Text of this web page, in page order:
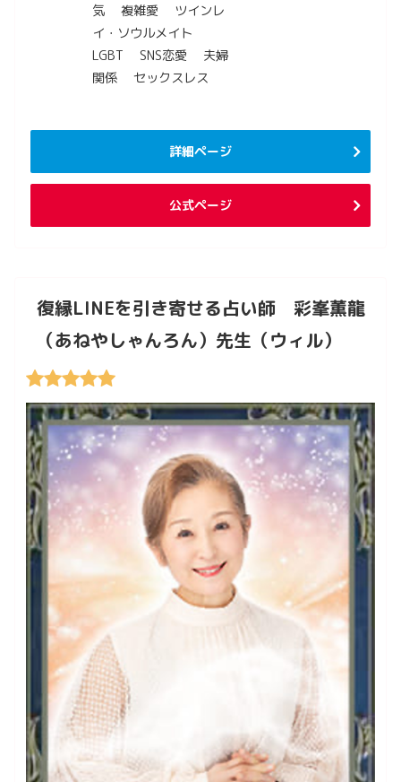
気 複雑愛 ツインレ
イ・ソウルメイト
LGBT SNS恋愛 夫婦
関係 セックスレス
詳細ページ
公式ページ
復縁LINEを引き寄せる占い師 彩峯薫龍
（あねやしゃんろん）先生（ウィル）